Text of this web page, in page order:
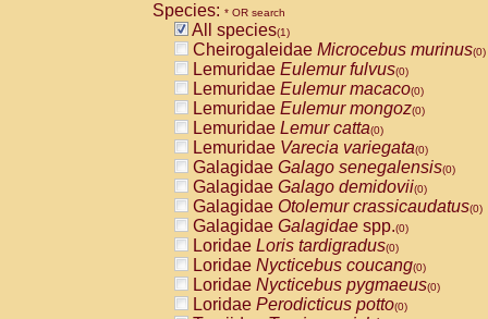
CebidaeCebus capucinus
CebidaeCebus nigrivittatus
CebidaeCebus spp.(0)
CebidaeSaimiri boliviensis(0)
CebidaeSaimiri sciureus(0)
AtelidaeAlouatta caraya(0)
AtelidaeAlouatta fusca(0)
AtelidaeAlouatta seniculus(0)
AtelidaeAlouattaspp.(0)
AtelidaeAteles belzebuth(0)
AtelidaeAteles geoffroyi(0)
AtelidaeAteles paniscus(0)
AtelidaeAtelesspp.(0)
AtelidaeLagothrix lagothricha(0)
AtelidaeLagothrix lagothricha cana
PitheciidaeCacajao calvus
Species: * OR search
All species(1)
Cheirogaleidae Microcebus murinus(0)
Lemuridae Eulemur fulvus(0)
Lemuridae Eulemur macaco(0)
Lemuridae Eulemur mongoz(0)
Lemuridae Lemur catta(0)
Lemuridae Varecia variegata(0)
Galagidae Galago senegalensis(0)
Galagidae Galago demidovii(0)
Galagidae Otolemur crassicaudatus(0)
Galagidae Galagidae spp.(0)
Loridae Loris tardigradus(0)
Loridae Nycticebus coucang(0)
Loridae Nycticebus pygmaeus(0)
Loridae Perodicticus potto(0)